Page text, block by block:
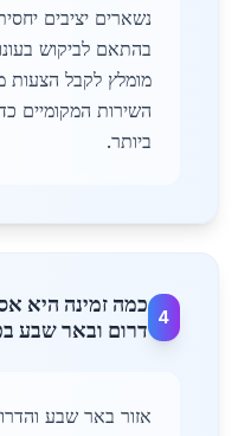
נשארים יציבים
בהתאם לביקוש
מומלץ לקבל הצעות
השירות המקומיים
ביותר.
4
כמה זמינה היא
דרום ובאר שבע
אזור באר שבע